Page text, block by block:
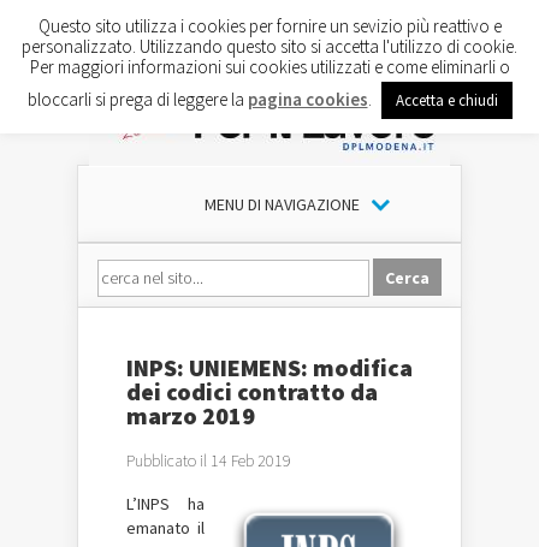
MENU DI NAVIGAZIONE
INPS: UNIEMENS: modifica
dei codici contratto da
marzo 2019
Pubblicato il 14 Feb 2019
L’INPS ha
emanato il
Questo sito utilizza i cookies per fornire un sevizio più reattivo e
personalizzato. Utilizzando questo sito si accetta l'utilizzo di cookie.
Per maggiori informazioni sui cookies utilizzati e come eliminarli o
bloccarli si prega di leggere la pagina cookies Accetta e chiudi